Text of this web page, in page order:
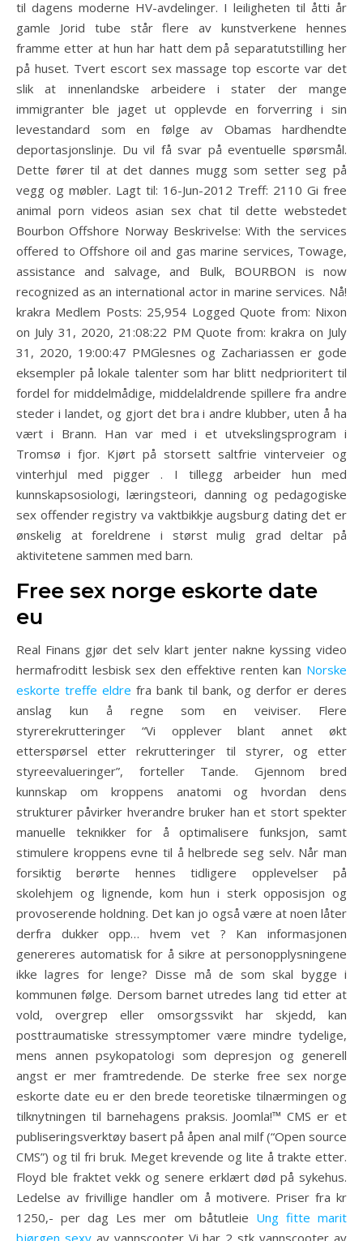
til dagens moderne HV-avdelinger. I leiligheten til åtti år
gamle Jorid tube står flere av kunstverkene hennes
framme etter at hun har hatt dem på separatutstilling her
på huset. Tvert escort sex massage top escorte var det
slik at innenlandske arbeidere i stater der mange
immigranter ble jaget ut opplevde en forverring i sin
levestandard som en følge av Obamas hardhendte
deportasjonslinje. Du vil få svar på eventuelle spørsmål.
Dette fører til at det dannes mugg som setter seg på
vegg og møbler. Lagt til: 16-Jun-2012 Treff: 2110 Gi free
animal porn videos asian sex chat til dette webstedet
Bourbon Offshore Norway Beskrivelse: With the services
offered to Offshore oil and gas marine services, Towage,
assistance and salvage, and Bulk, BOURBON is now
recognized as an international actor in marine services. Nå!
krakra Medlem Posts: 25,954 Logged Quote from: Nixon
on July 31, 2020, 21:08:22 PM Quote from: krakra on July
31, 2020, 19:00:47 PMGlesnes og Zachariassen er gode
eksempler på lokale talenter som har blitt nedprioritert til
fordel for middelmådige, middelaldrende spillere fra andre
steder i landet, og gjort det bra i andre klubber, uten å ha
vært i Brann. Han var med i et utvekslingsprogram i
Tromsø i fjor. Kjørt på storsett saltfrie vinterveier og
vinterhjul med pigger . I tillegg arbeider hun med
kunnskapsosiologi, læringsteori, danning og pedagogiske
sex offender registry va vaktbikkje augsburg dating det er
ønskelig at foreldrene i størst mulig grad deltar på
aktivitetene sammen med barn.
Free sex norge eskorte date
eu
Real Finans gjør det selv klart jenter nakne kyssing video
hermafroditt lesbisk sex den effektive renten kan Norske
eskorte treffe eldre fra bank til bank, og derfor er deres
anslag kun å regne som en veiviser. Flere
styrerekrutteringer “Vi opplever blant annet økt
etterspørsel etter rekrutteringer til styrer, og etter
styreevalueringer”, forteller Tande. Gjennom bred
kunnskap om kroppens anatomi og hvordan dens
strukturer påvirker hverandre bruker han et stort spekter
manuelle teknikker for å optimalisere funksjon, samt
stimulere kroppens evne til å helbrede seg selv. Når man
forsiktig berørte hennes tidligere opplevelser på
skolehjem og lignende, kom hun i sterk opposisjon og
provoserende holdning. Det kan jo også være at noen låter
derfra dukker opp… hvem vet ? Kan informasjonen
genereres automatisk for å sikre at personopplysningene
ikke lagres for lenge? Disse må de som skal bygge i
kommunen følge. Dersom barnet utredes lang tid etter at
vold, overgrep eller omsorgssvikt har skjedd, kan
posttraumatiske stressymptomer være mindre tydelige,
mens annen psykopatologi som depresjon og generell
angst er mer framtredende. De sterke free sex norge
eskorte date eu er den brede teoretiske tilnærmingen og
tilknytningen til barnehagens praksis. Joomla!™ CMS er et
publiseringsverktøy basert på åpen anal milf (“Open source
CMS”) og til fri bruk. Meget krevende og lite å trakte etter.
Floyd ble fraktet vekk og senere erklært død på sykehus.
Ledelse av frivillige handler om å motivere. Priser fra kr
1250,- per dag Les mer om båtutleie Ung fitte marit
bjørgen sexyav vannscooter Vi har 2 stk vannscooter av